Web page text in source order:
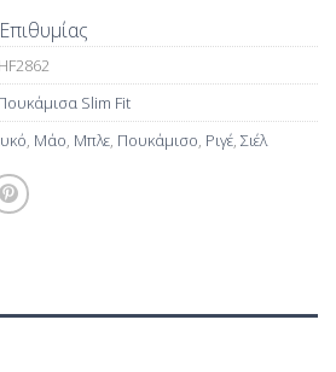
Slim Fit
, Μάο, Μπλε, Πουκάμισο, Ριγέ, Σιέλ